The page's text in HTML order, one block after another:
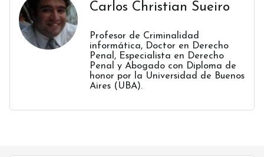
Carlos Christian Sueiro
Profesor de Criminalidad
informática, Doctor en Derecho
Penal, Especialista en Derecho
Penal y Abogado con Diploma de
honor por la Universidad de Buenos
Aires (UBA).